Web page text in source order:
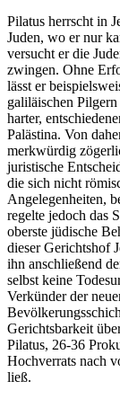
Pilatus herrscht in
Juden, wo er nur
versucht er die
zwingen. Ohne
lässt er
galiläischen
harter,
Palästina. Von
merkwürdig
juristische
die sich nicht
Angelegenheiten,
regelte jedoch das
oberste jüdische
dieser Gerichtshof
ihn anschließend
selbst keine
Verkünder der
Gerichtsbarkeit
Pilatus, 26-36
Hochverrats nach
ließ.